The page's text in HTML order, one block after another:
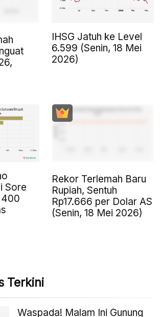
IHSG Jatuh ke Level
6.599 (Senin, 18 Mei
2026)
Sore
400
Rekor Terlemah Baru
Rupiah, Sentuh
Rp17.666 per Dolar AS
(Senin, 18 Mei 2026)
Terkini
Waspada! Malam Ini Gunung